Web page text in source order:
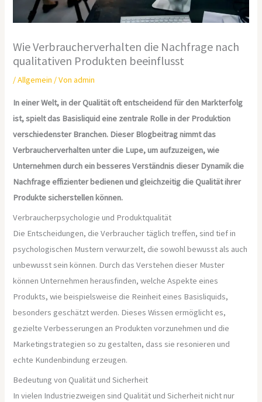
Wie Verbraucherverhalten die Nachfrage nach
qualitativen Produkten beeinflusst
/Allgemein / Vonadmin
In einer Welt, in der Qualität oft entscheidend für den Markterfolg
ist, spielt das Basisliquid eine zentrale Rolle in der Produktion
verschiedenster Branchen. Dieser Blogbeitrag nimmt das
Verbraucherverhalten unter die Lupe, um aufzuzeigen, wie
Unternehmen durch ein besseres Verständnis dieser Dynamik die
Nachfrage effizienter bedienen und gleichzeitig die Qualität ihrer
Produkte sicherstellen können.
Verbraucherpsychologie und Produktqualität
Die Entscheidungen, die Verbraucher täglich treffen, sind tief in
psychologischen Mustern verwurzelt, die sowohl bewusst als auch
unbewusst sein können. Durch das Verstehen dieser Muster
können Unternehmen herausfinden, welche Aspekte eines
Produkts, wie beispielsweise die Reinheit eines Basisliquids,
besonders geschätzt werden. Dieses Wissen ermöglicht es,
gezielte Verbesserungen an Produkten vorzunehmen und die
Marketingstrategien so zu gestalten, dass sie resonieren und
echte Kundenbindung erzeugen.
Bedeutung von Qualität und Sicherheit
In vielen Industriezweigen sind Qualität und Sicherheit nicht nur